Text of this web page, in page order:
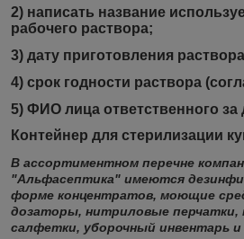
2) написать название
рабочего раствора;
3) дату приготовления
4) срок годности раствора
5) ФИО лица ответственного
Контейнер для стерилизации
В ассортиментном перечне
"Альфасептика" имеются
форме концентратов, моющие
дозаторы, нитриловые перчатки,
салфетки, уборочный инвентарь и